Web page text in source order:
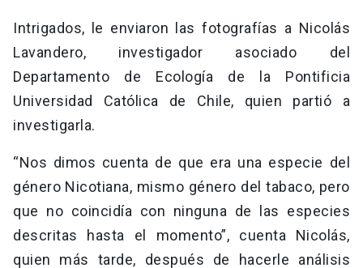
Intrigados, le enviaron las fotografías a Nicolás
Lavandero, investigador asociado del
Departamento de Ecología de la Pontificia
Universidad Católica de Chile, quien partió a
investigarla.
“Nos dimos cuenta de que era una especie del
género Nicotiana, mismo género del tabaco, pero
que no coincidía con ninguna de las especies
descritas hasta el momento”, cuenta Nicolás,
quien más tarde, después de hacerle análisis